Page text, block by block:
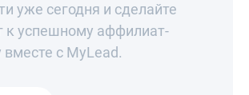
уже сегодня и сделайте
к успешному аффилиат-
вместе с MyLead.